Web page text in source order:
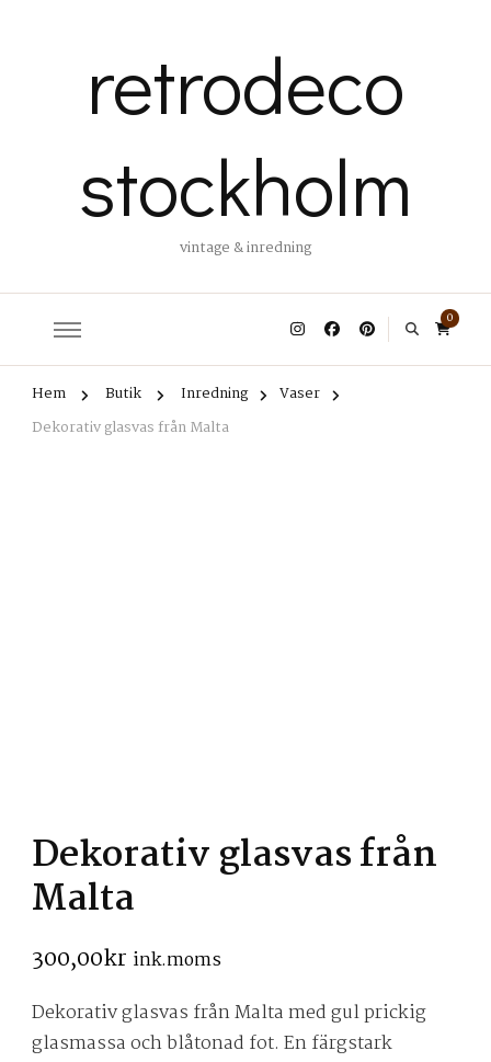
retrodeco
stockholm
vintage & inredning
0
Hem Butik Inredning
Vaser
Dekorativ glasvas från Malta
Dekorativ glasvas från
Malta
300,00kr ink.moms
Dekorativ glasvas från Malta med gul prickig
glasmassa och blåtonad fot. En färgstark